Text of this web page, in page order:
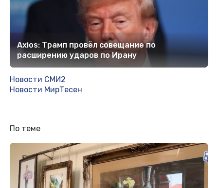
Axios: Трамп провёл совещание по
расширению ударов по Ирану
Новости СМИ2
Новости МирТесен
По теме